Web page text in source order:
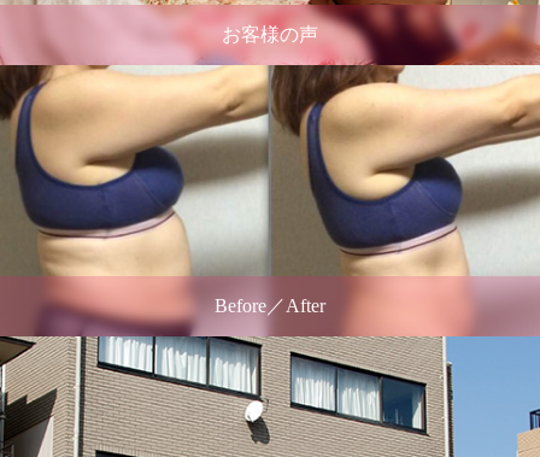
お客様の声
Before／After